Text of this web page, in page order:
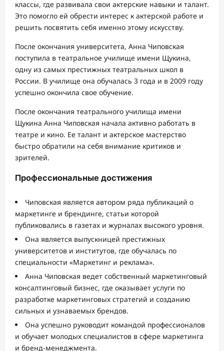
классы, где развивала свои актерские навыки и талант.
Это помогло ей обрести интерес к актерской работе и
решить посвятить себя именно этому искусству.
После окончания университета, Анна Чиповская
поступила в театральное училище имени Щукина,
одну из самых престижных театральных школ в
России. В училище она обучалась 3 года и в 2009 году
успешно окончила свое обучение.
После окончания театрального училища имени
Щукина Анна Чиповская начала активно работать в
театре и кино. Ее талант и актерское мастерство
быстро обратили на себя внимание критиков и
зрителей.
Профессиональные достижения
Чиповская является автором ряда публикаций о
маркетинге и брендинге, статьи которой
публиковались в газетах и журналах высокого уровня.
Она является выпускницей престижных
университетов и институтов, где обучалась по
специальности «Маркетинг и реклама».
Анна Чиповская ведет собственный маркетинговый
консалтинговый бизнес, где оказывает услуги по
разработке маркетинговых стратегий и созданию
сильных и узнаваемых брендов.
Она успешно руководит командой профессионалов
и обучает молодых специалистов в сфере маркетинга
и бренд-менеджмента.